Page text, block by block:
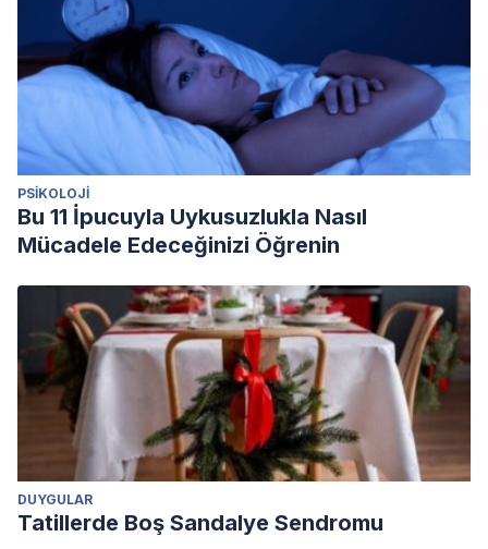
PSIKOLOJI
Bu 11 İpucuyla Uykusuzlukla Nasıl
Mücadele Edeceğinizi Öğrenin
DUYGULAR
Tatillerde Boş Sandalye Sendromu